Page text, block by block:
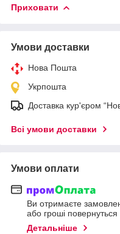
Приховати
Умови доставки
Нова Пошта
Укрпошта
Доставка кур'єром
Всі умови доставки
Умови оплати
Ви отримаєте
або гроші
Детальніше